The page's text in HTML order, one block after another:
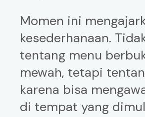
Momen ini
kesederhanaan.
tentang menu
mewah, tetapi
karena bisa
di tempat yang